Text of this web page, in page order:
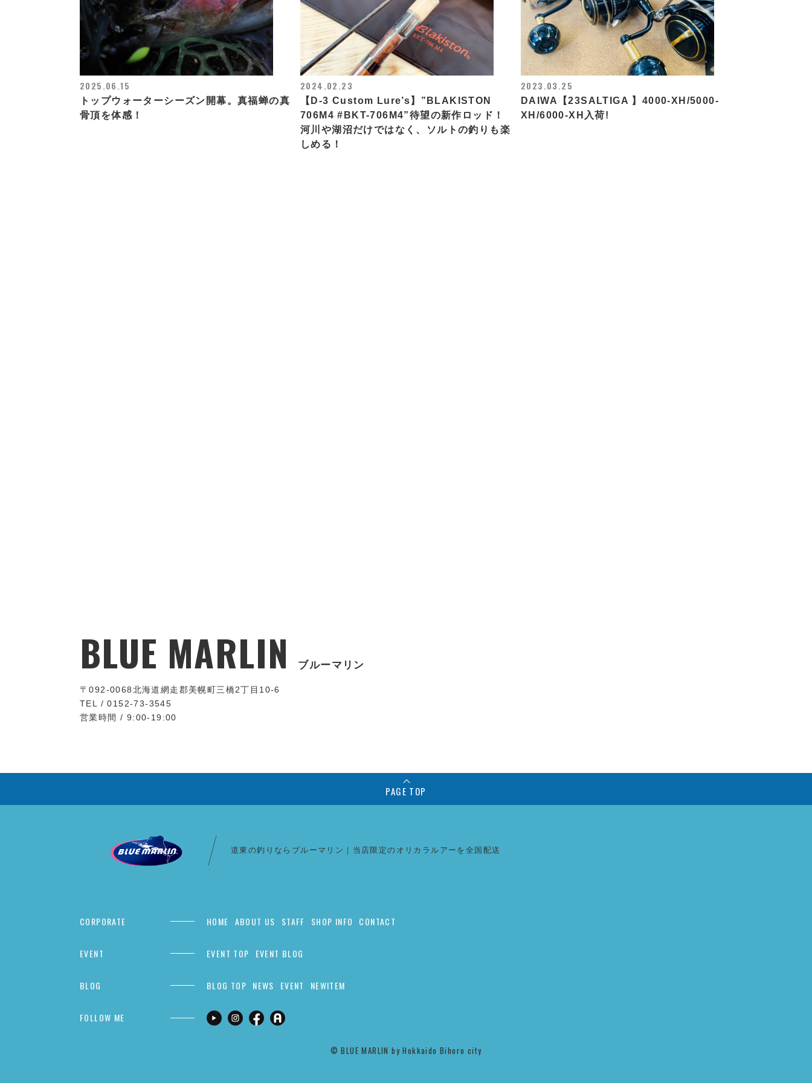
2025.06.15
トップウォーターシーズン開幕。真福蝉の真
骨頂を体感！
2024.02.23
【D-3 Custom Lure’s】”BLAKISTON
706M4 #BKT-706M4”待望の新作ロッド！
河川や湖沼だけではなく、ソルトの釣りも楽
しめる！
2023.03.25
DAIWA【23SALTIGA 】4000-XH/5000-
XH/6000-XH入荷!
BLUE MARLIN ブルーマリン
〒092-0068北海道網走郡美幌町三橋2丁目10-6
TEL / 0152-73-3545
営業時間 / 9:00-19:00
PAGE TOP
道東の釣りならブルーマリン｜当店限定のオリカラルアーを全国配送
CORPORATE HOME ABOUT US STAFF SHOP INFO CONTACT
EVENT EVENT TOP EVENT BLOG
BLOG BLOG TOP NEWS EVENT NEWITEM
FOLLOW ME
©︎ BLUE MARLIN by Hokkaido Bihoro city